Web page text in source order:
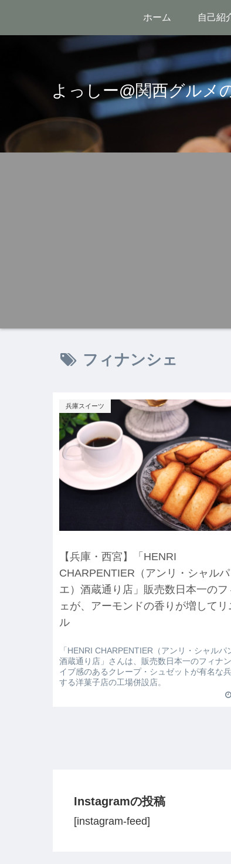
よっしー@関西グルメ
ホーム 自己紹
フィナンシェ
兵庫スイーツ
【兵庫・西宮】「HENRI
CHARPENTIER（アンリ・シャルパ
エ）酒蔵通り店」販売数日本一のフ
ェが、アーモンドの香りが増してリ
ル
「HENRI CHARPENTIER（アンリ・シャルパ
酒蔵通り店」さんは、販売数日本一のフィナ
イブ感のあるクレープ・シュゼットが有名な
する洋菓子店の工場併設店。
Instagramの投稿
[instagram-feed]